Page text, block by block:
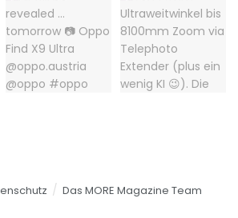
Das MORE Magazine Team